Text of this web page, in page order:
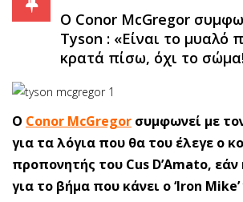
O Conor McGregor
Tyson : «Είναι το μυαλό
κρατά πίσω, όχι το
Ο Conor McGregor συμφωνεί με
για τα λόγια που θα του έλεγε ο
προπονητής του Cus D’Amato,
για το βήμα που κάνει ο ‘Iron